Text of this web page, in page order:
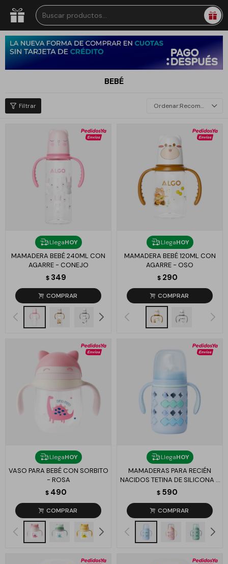
BEBÉ
Recomendados
LlegaHOY
MAMADERA BEBÉ 240ML CON
AGARRE - CONEJO
$ 349
LlegaHOY
MAMADERA BEBÉ 120ML CON
AGARRE - OSO
$ 290
LlegaHOY
VASO PARA BEBÉ CON SORBITO
- ROSA
$ 490
LlegaHOY
MAMADERAS PARA RECIÉN
NACIDOS TETINA DE SILICONA -
CELESTE
$ 590